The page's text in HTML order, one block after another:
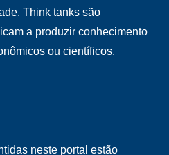
Think tanks são
a produzir conhecimento
ou científicos.
neste portal estão